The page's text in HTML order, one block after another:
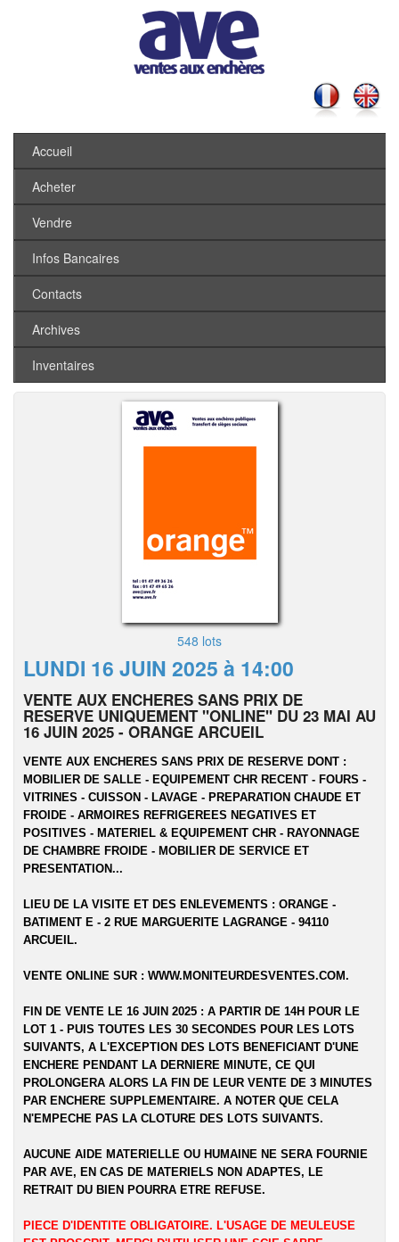
Accueil
Acheter
Vendre
Infos Bancaires
Contacts
Archives
Inventaires
548 lots
LUNDI 16 JUIN 2025 à 14:00
VENTE AUX ENCHERES SANS PRIX DE
RESERVE UNIQUEMENT "ONLINE" DU 23 MAI AU
16 JUIN 2025 - ORANGE ARCUEIL
VENTE AUX ENCHERES SANS PRIX DE RESERVE DONT :
MOBILIER DE SALLE - EQUIPEMENT CHR RECENT - FOURS -
VITRINES - CUISSON - LAVAGE - PREPARATION CHAUDE ET
FROIDE - ARMOIRES REFRIGEREES NEGATIVES ET
POSITIVES - MATERIEL & EQUIPEMENT CHR - RAYONNAGE
DE CHAMBRE FROIDE - MOBILIER DE SERVICE ET
PRESENTATION...
LIEU DE LA VISITE ET DES ENLEVEMENTS : ORANGE -
BATIMENT E - 2 RUE MARGUERITE LAGRANGE - 94110
ARCUEIL.
VENTE ONLINE SUR : WWW.MONITEURDESVENTES.COM.
FIN DE VENTE LE 16 JUIN 2025 : A PARTIR DE 14H POUR LE
LOT 1 - PUIS TOUTES LES 30 SECONDES POUR LES LOTS
SUIVANTS, A L'EXCEPTION DES LOTS BENEFICIANT D'UNE
ENCHERE PENDANT LA DERNIERE MINUTE, CE QUI
PROLONGERA ALORS LA FIN DE LEUR VENTE DE 3 MINUTES
PAR ENCHERE SUPPLEMENTAIRE. A NOTER QUE CELA
N'EMPECHE PAS LA CLOTURE DES LOTS SUIVANTS.
AUCUNE AIDE MATERIELLE OU HUMAINE NE SERA FOURNIE
PAR AVE, EN CAS DE MATERIELS NON ADAPTES, LE
RETRAIT DU BIEN POURRA ETRE REFUSE.
PIECE D'IDENTITE OBLIGATOIRE. L'USAGE DE MEULEUSE